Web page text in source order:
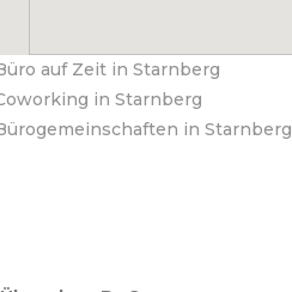
auf Zeit in Starnberg
in Starnberg
in Starnberg